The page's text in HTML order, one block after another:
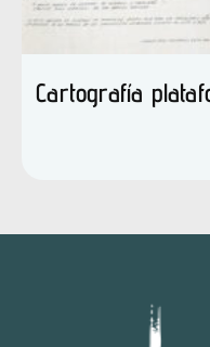
Cartografía